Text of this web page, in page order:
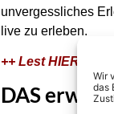
Wir
das
unvergessliches
live zu erleben.
++ Lest HIER das
DAS